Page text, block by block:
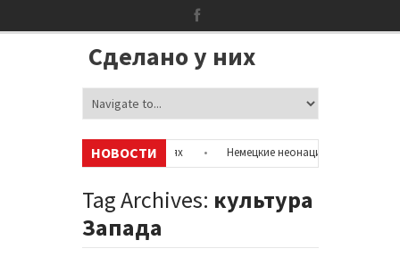
Сделано у них
НОВОСТИ
об аккаунтах в соцсетях
Немецкие неонацисты, летевшие
Сотни бездомных мигрантов оккупировали аэропорт в
Tag Archives: культура
Запада